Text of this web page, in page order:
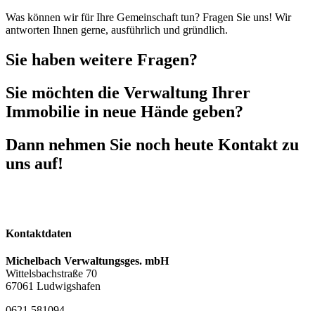
Was können wir für Ihre Gemeinschaft tun? Fragen Sie uns! Wir
antworten Ihnen gerne, ausführlich und gründlich.
Sie haben weitere Fragen?
Sie möchten die Verwaltung Ihrer
Immobilie in neue Hände geben?
Dann nehmen Sie noch heute Kontakt zu
uns auf!
Kontaktdaten
Michelbach Verwaltungsges. mbH
Wittelsbachstraße 70
67061 Ludwigshafen